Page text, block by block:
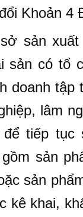
Khoản 4
sản xuất
sản có tổ
doanh
lâm
để tiếp
sản
sản
kê khai,